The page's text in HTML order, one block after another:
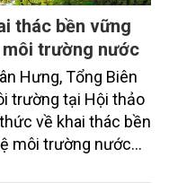
thác bền vững
trường nước
Hưng, Tổng Biên
trường tại Hội thảo
về khai thác bền
môi trường nước